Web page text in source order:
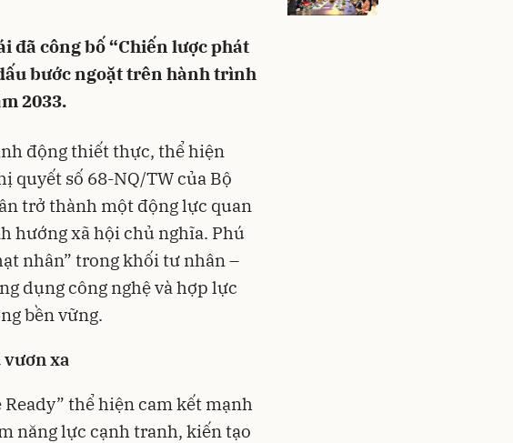
đã công bố “Chiến lược phát
bước ngoặt trên hành trình
2033.
động thiết thực, thể hiện
quyết số 68-NQ/TW của Bộ
trở thành một động lực quan
hướng xã hội chủ nghĩa. Phú
nhân” trong khối tư nhân –
dụng công nghệ và hợp lực
bền vững.
xa
thể hiện cam kết mạnh
năng lực cạnh tranh, kiến tạo